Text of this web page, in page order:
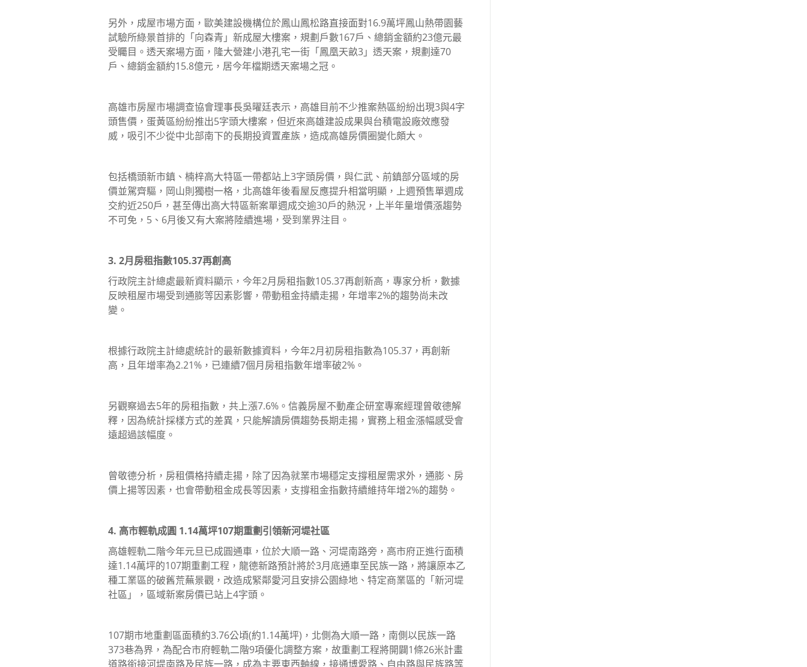
另外，成屋市場方面，歐美建設機構位於鳳山鳳松路直接面對16.9萬坪鳳山熱帶園藝
試驗所綠景首排的「向森青」新成屋大樓案，規劃戶數167戶、總銷金額約23億元最
受矚目。透天案場方面，隆大營建小港孔宅一街「鳳凰天畝3」透天案，規劃達70
戶、總銷金額約15.8億元，居今年檔期透天案場之冠。
高雄市房屋市場調查協會理事長吳曜廷表示，高雄目前不少推案熱區紛紛出現3與4字
頭售價，蛋黃區紛紛推出5字頭大樓案，但近來高雄建設成果與台積電設廠效應發
威，吸引不少從中北部南下的長期投資置產族，造成高雄房價圈變化頗大。
包括橋頭新市鎮、楠梓高大特區一帶都站上3字頭房價，與仁武、前鎮部分區域的房
價並駕齊驅，岡山則獨樹一格，北高雄年後看屋反應提升相當明顯，上週預售單週成
交約近250戶，甚至傳出高大特區新案單週成交逾30戶的熱況，上半年量增價漲趨勢
不可免，5、6月後又有大案將陸續進場，受到業界注目。
3. 2月房租指數105.37再創高
行政院主計總處最新資料顯示，今年2月房租指數105.37再創新高，專家分析，數據
反映租屋市場受到通膨等因素影響，帶動租金持續走揚，年增率2%的趨勢尚未改
變。
根據行政院主計總處統計的最新數據資料，今年2月初房租指數為105.37，再創新
高，且年增率為2.21%，已連續7個月房租指數年增率破2%。
另觀察過去5年的房租指數，共上漲7.6%。信義房屋不動產企研室專案經理曾敬德解
釋，因為統計採樣方式的差異，只能解讀房價趨勢長期走揚，實務上租金漲幅感受會
遠超過該幅度。
曾敬德分析，房租價格持續走揚，除了因為就業市場穩定支撐租屋需求外，通膨、房
價上揚等因素，也會帶動租金成長等因素，支撐租金指數持續維持年增2%的趨勢。
4. 高市輕軌成圓 1.14萬坪107期重劃引領新河堤社區
高雄輕軌二階今年元旦已成圓通車，位於大順一路、河堤南路旁，高市府正進行面積
達1.14萬坪的107期重劃工程，龍德新路預計將於3月底通車至民族一路，將讓原本乙
種工業區的破舊荒蕪景觀，改造成緊鄰愛河且安排公園綠地、特定商業區的「新河堤
社區」，區域新案房價已站上4字頭。
107期市地重劃區面積約3.76公頃(約1.14萬坪)，北側為大順一路，南側以民族一路
373巷為界，為配合市府輕軌二階9項優化調整方案，故重劃工程將開闢1條26米計畫
道路銜接河堤南路及民族一路，成為主要東西軸線，接通博愛路、自由路與民族路等